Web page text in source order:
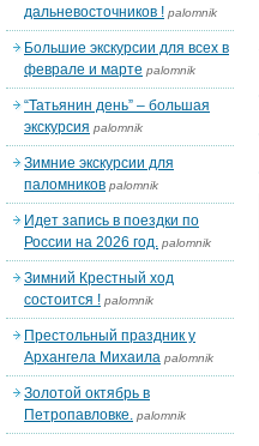
дальневосточников ! palomnik
Большие экскурсии для всех в
феврале и марте palomnik
“Татьянин день” – большая
экскурсия palomnik
Зимние экскурсии для
паломников palomnik
Идет запись в поездки по
России на 2026 год. palomnik
Зимний Крестный ход
состоится ! palomnik
Престольный праздник у
Архангела Михаила palomnik
Золотой октябрь в
Петропавловке. palomnik